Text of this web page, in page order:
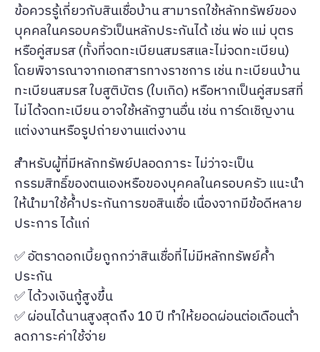
ข้อควรรู้เกี่ยวกับสินเชื่อบ้าน สามารถใช้หลักทรัพย์ของ
บุคคลในครอบครัวเป็นหลักประกันได้ เช่น พ่อ แม่ บุตร
หรือคู่สมรส (ทั้งที่จดทะเบียนสมรสและไม่จดทะเบียน)
โดยพิจารณาจากเอกสารทางราชการ เช่น ทะเบียนบ้าน
ทะเบียนสมรส ใบสูติบัตร (ใบเกิด) หรือหากเป็นคู่สมรสที่
ไม่ได้จดทะเบียน อาจใช้หลักฐานอื่น เช่น การ์ดเชิญงาน
แต่งงานหรือรูปถ่ายงานแต่งงาน
สำหรับผู้ที่มีหลักทรัพย์ปลอดภาระ ไม่ว่าจะเป็น
กรรมสิทธิ์ของตนเองหรือของบุคคลในครอบครัว แนะนำ
ให้นำมาใช้ค้ำประกันการขอสินเชื่อ เนื่องจากมีข้อดีหลาย
ประการ ได้แก่
✅ อัตราดอกเบี้ยถูกกว่าสินเชื่อที่ไม่มีหลักทรัพย์ค้ำ
ประกัน
✅ ได้วงเงินกู้สูงขึ้น
✅ ผ่อนได้นานสูงสุดถึง 10 ปี ทำให้ยอดผ่อนต่อเดือนต่ำ
ลดภาระค่าใช้จ่าย